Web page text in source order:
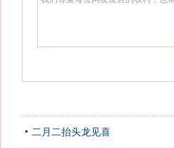
二月二抬头龙见喜